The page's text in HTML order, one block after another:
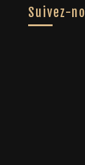
Suivez-